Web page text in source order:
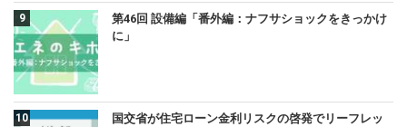
第46回 設備編「番外編：ナフサショックをきっかけ
に」
国交省が住宅ローン金利リスクの啓発でリーフレッ